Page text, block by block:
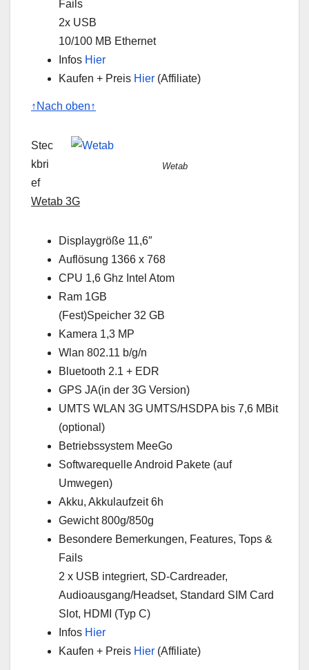
Fails
2x USB
10/100 MB Ethernet
Infos Hier
Kaufen + Preis Hier (Affiliate)
↑Nach oben↑
Wetab
Stec
kbri
ef
Wetab 3G
Displaygröße 11,6″
Auflösung 1366 x 768
CPU 1,6 Ghz Intel Atom
Ram 1GB
(Fest)Speicher 32 GB
Kamera 1,3 MP
Wlan 802.11 b/g/n
Bluetooth 2.1 + EDR
GPS JA(in der 3G Version)
UMTS WLAN 3G UMTS/HSDPA bis 7,6 MBit
(optional)
Betriebssystem MeeGo
Softwarequelle Android Pakete (auf
Umwegen)
Akku, Akkulaufzeit 6h
Gewicht 800g/850g
Besondere Bemerkungen, Features, Tops &
Fails
2 x USB integriert, SD-Cardreader,
Audioausgang/Headset, Standard SIM Card
Slot, HDMI (Typ C)
Infos Hier
Kaufen + Preis Hier (Affiliate)